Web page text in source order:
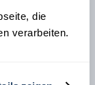
die
verarbeiten.
Stadt bzw.